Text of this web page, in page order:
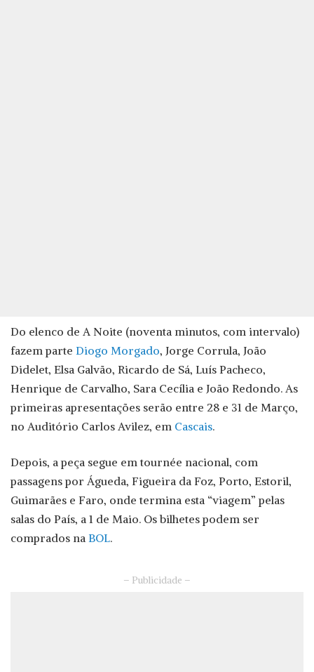
Do elenco de A Noite (noventa minutos, com intervalo)
fazem parte Diogo Morgado, Jorge Corrula, João
Didelet, Elsa Galvão, Ricardo de Sá, Luís Pacheco,
Henrique de Carvalho, Sara Cecília e João Redondo. As
primeiras apresentações serão entre 28 e 31 de Março,
no Auditório Carlos Avilez, em Cascais.
Depois, a peça segue em tournée nacional, com
passagens por Águeda, Figueira da Foz, Porto, Estoril,
Guimarães e Faro, onde termina esta “viagem” pelas
salas do País, a 1 de Maio. Os bilhetes podem ser
comprados na BOL.
– Publicidade –